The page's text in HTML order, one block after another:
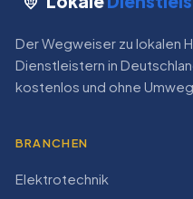
Der Wegweiser zu lokalen
Dienstleistern in
kostenlos und ohne
BRANCHEN
Elektrotechnik